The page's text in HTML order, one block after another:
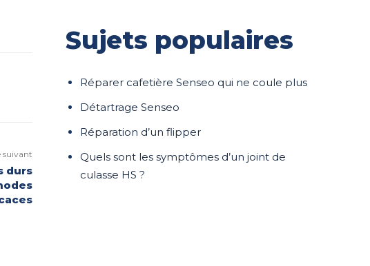
suivant
durs
Sujets populaires
Réparer cafetière Senseo qui ne coule plus
Détartrage Senseo
Réparation d’un flipper
Quels sont les symptômes d’un joint de
culasse HS ?